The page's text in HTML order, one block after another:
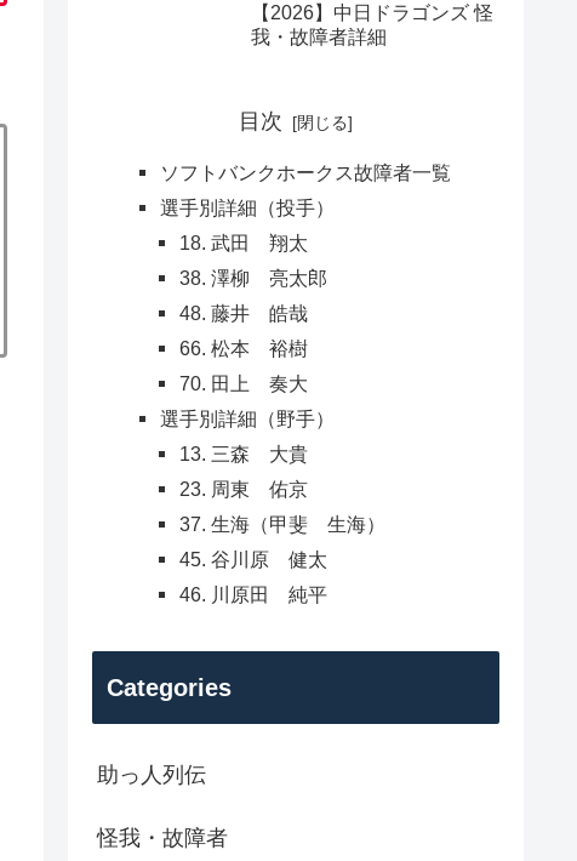
【2026】中日ドラゴンズ 怪
我・故障者詳細
目次
ソフトバンクホークス故障者一覧
選手別詳細（投手）
18. 武田 翔太
38. 澤柳 亮太郎
48. 藤井 皓哉
66. 松本 裕樹
70. 田上 奏大
選手別詳細（野手）
13. 三森 大貴
23. 周東 佑京
37. 生海（甲斐 生海）
45. 谷川原 健太
46. 川原田 純平
Categories
助っ人列伝
怪我・故障者